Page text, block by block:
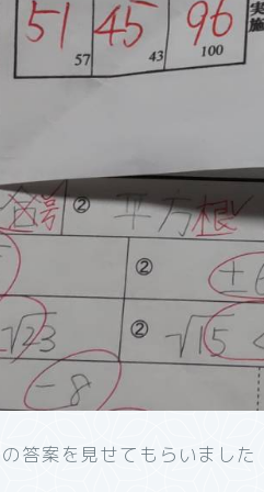
答案を見せてもらいました